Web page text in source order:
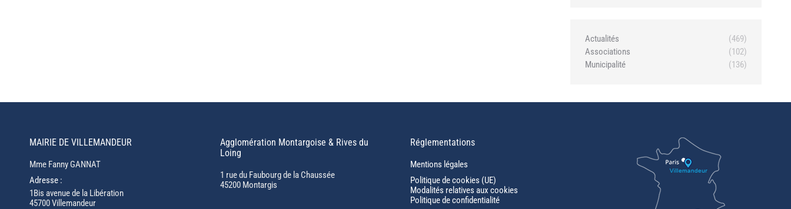
Actualités
(469)
Associations
(102)
Municipalité
(136)
MAIRIE DE VILLEMANDEUR
Mme Fanny GANNAT
Adresse :
1Bis avenue de la Libération
45700 Villemandeur
Agglomération Montargoise & Rives du
Loing
1 rue du Faubourg de la Chaussée
45200 Montargis
Réglementations
Mentions légales
Politique de cookies (UE)
Modalités relatives aux cookies
Politique de confidentialité